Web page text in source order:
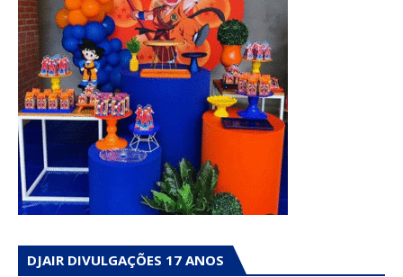
DJAIR DIVULGAÇÕES 17 ANOS